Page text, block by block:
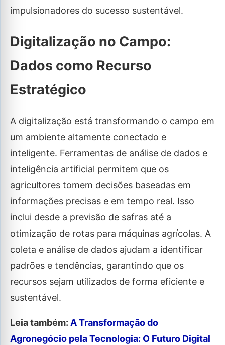
impulsionadores do sucesso sustentável.
Digitalização no Campo:
Dados como Recurso
Estratégico
A digitalização está transformando o campo em
um ambiente altamente conectado e
inteligente. Ferramentas de análise de dados e
inteligência artificial permitem que os
agricultores tomem decisões baseadas em
informações precisas e em tempo real. Isso
inclui desde a previsão de safras até a
otimização de rotas para máquinas agrícolas. A
coleta e análise de dados ajudam a identificar
padrões e tendências, garantindo que os
recursos sejam utilizados de forma eficiente e
sustentável.
Leia também: A Transformação do
Agronegócio pela Tecnologia: O Futuro Digital